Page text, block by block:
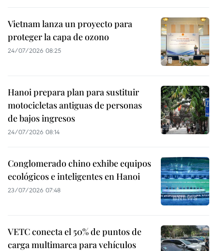
Vietnam lanza un proyecto para
proteger la capa de ozono
24/07/2026 08:25
Hanoi prepara plan para sustituir
motocicletas antiguas de personas
de bajos ingresos
24/07/2026 08:14
Conglomerado chino exhibe equipos
ecológicos e inteligentes en Hanoi
23/07/2026 07:48
VETC conecta el 50% de puntos de
carga multimarca para vehículos